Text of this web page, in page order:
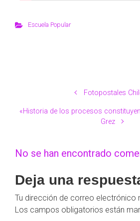
Escuela Popular
Fotopostales Chile
«Historia de los procesos
Grez
No se han encontrado
Deja una
Tu dirección de correo electrónico
Los campos obligatorios están